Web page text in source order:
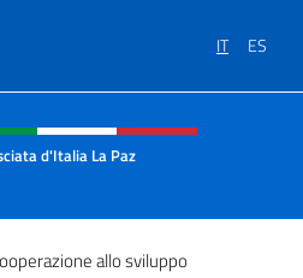
IT ES
social e menù
d'Italia La Paz
allo sviluppo